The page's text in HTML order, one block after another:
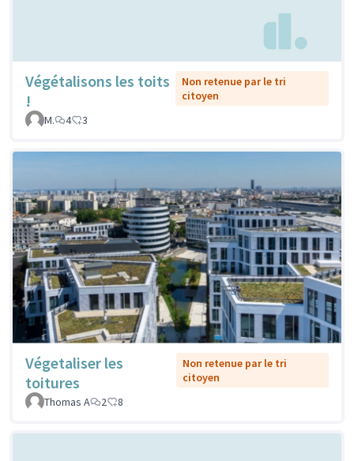
Végétalisons les toits
!
Non retenue par le tri
citoyen
M.
4 3
Végetaliser les
toitures
Non retenue par le tri
citoyen
Thomas A
2 8